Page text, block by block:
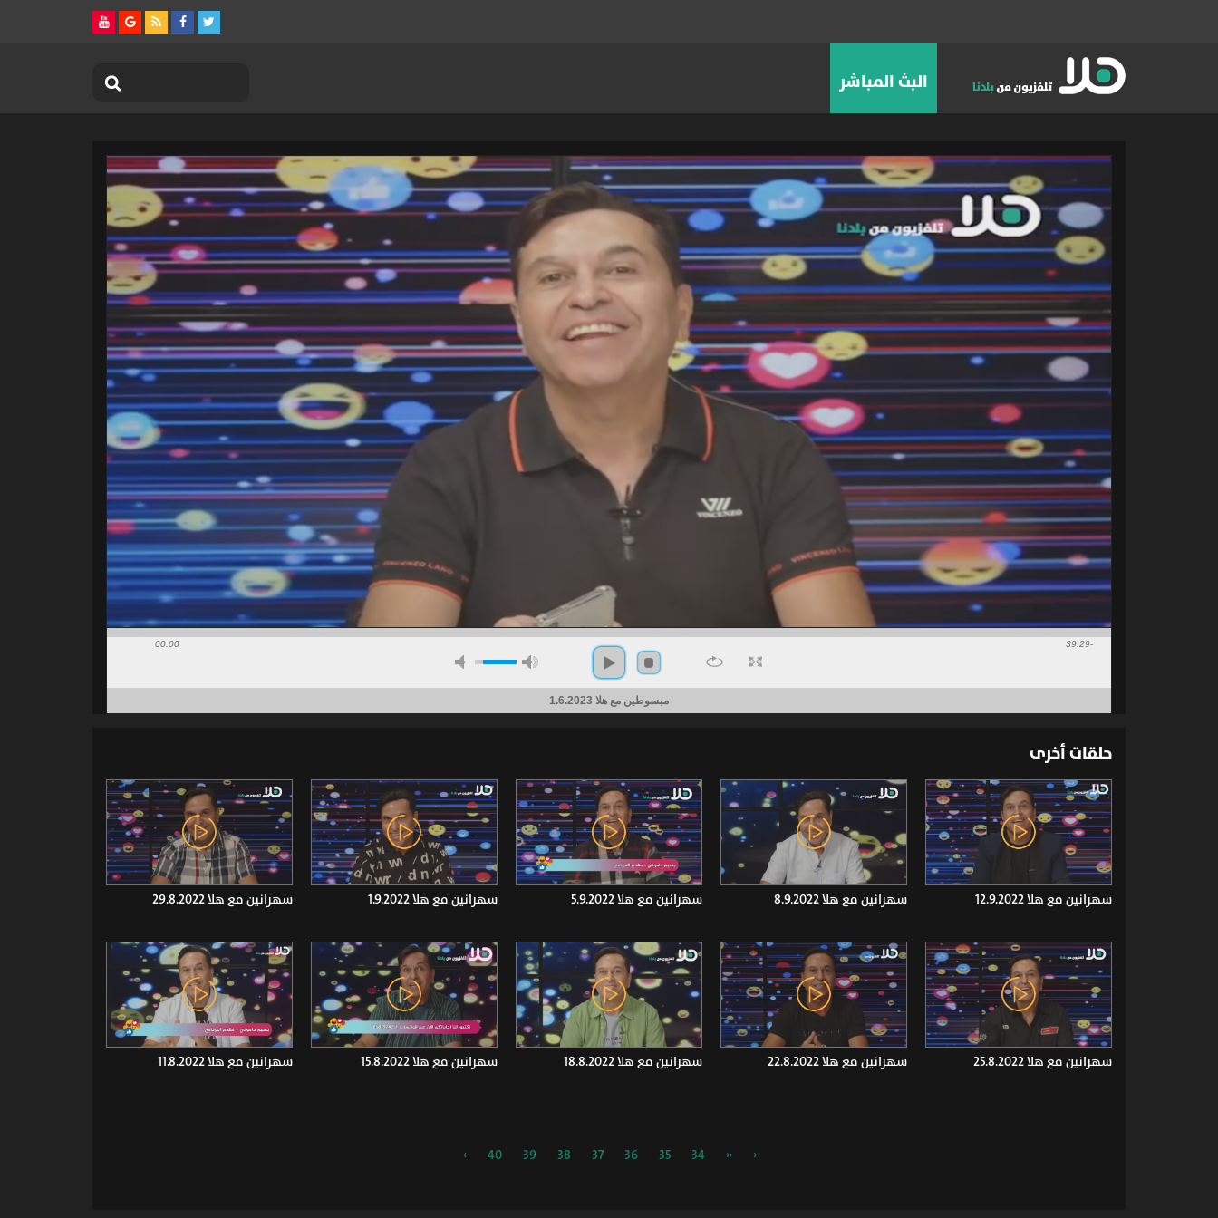
البث المباشر
00:00 -39:29
مبسوطين مع هلا 1.6.2023
حلقات أخرى
سهرانين مع هلا 12.9.2022 سهرانين مع هلا 8.9.2022 سهرانين مع هلا 5.9.2022 سهرانين مع هلا 1.9.2022 سهرانين مع هلا 29.8.2022
سهرانين مع هلا 25.8.2022 سهرانين مع هلا 22.8.2022 سهرانين مع هلا 18.8.2022 سهرانين مع هلا 15.8.2022 سهرانين مع هلا 11.8.2022
‹
«
34
35
36
37
38
39
40
›